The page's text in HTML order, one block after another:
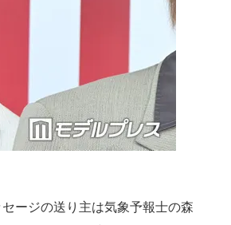
ージの送り主は気象予報士の森